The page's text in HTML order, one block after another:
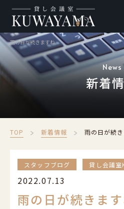
貸し会議室を探す
SEARCH
備品・ケータリング
ご利用方法
HOW TO
ACCESS
よくある質問
FAQ
雨の日が続きますね
News
新着
TOP 新着情報 雨の日が続
スタッフブログ 貸し会議室
2022.07.13
雨の日が続きま